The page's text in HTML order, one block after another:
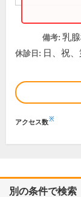
備考: 乳
休診日: 日、祝
アクセス数※
別の条件で検索